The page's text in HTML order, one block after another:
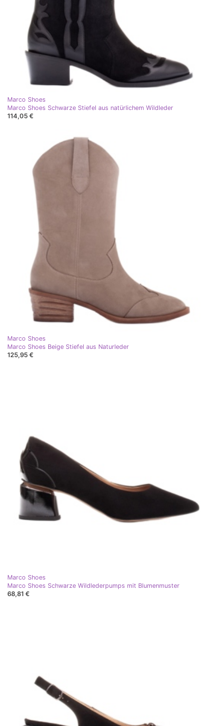
Marco Shoes
Marco Shoes Schwarze Stiefel aus natürlichem Wildleder
114,05 €
Marco Shoes
Marco Shoes Beige Stiefel aus Naturleder
125,95 €
Marco Shoes
Marco Shoes Schwarze Wildlederpumps mit Blumenmuster
68,81 €